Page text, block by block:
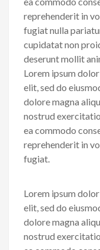
reprehenderit in
fugiat nulla
cupidatat non
deserunt mollit
Lorem ipsum
elit, sed do
dolore magna
nostrud
ea commodo
reprehenderit in
fugiat.
Lorem ipsum
elit, sed do
dolore magna
nostrud